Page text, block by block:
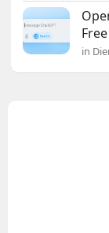
in